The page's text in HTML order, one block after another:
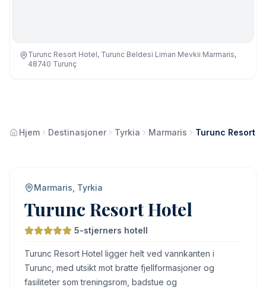
Hjem Destinasjoner Tyrkia Marmaris Turunc Resort
Marmaris, Tyrkia
Turunc Resort Hotel
5-stjerners hotell
Turunc Resort Hotel ligger helt ved vannkanten i
Turunc, med utsikt mot bratte fjellformasjoner og
fasiliteter som treningsrom, badstue og
Turunc Resort Hotel, Turunc Beldesi Liman Mevkii Marmaris,
48740 Turunç